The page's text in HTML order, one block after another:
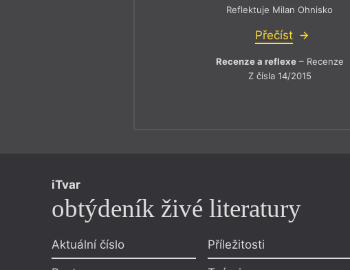
Reflektuje Milan Ohnisko
Přečíst
Recenze a reflexe– Recenze
Z čísla 14/2015
iTvar
obtýdeník živé literatury
Aktuální číslo Příležitosti